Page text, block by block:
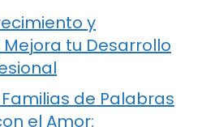
y
tu Desarrollo
de Palabras
el Amor: